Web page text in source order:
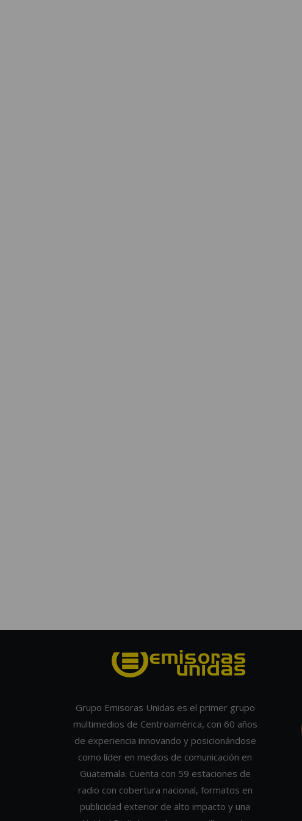
Grupo Emisoras Unidas es el primer grupo
multimedios de Centroamérica, con 60 años
de experiencia innovando y posicionándose
como líder en medios de comunicación en
Guatemala. Cuenta con 59 estaciones de
radio con cobertura nacional, formatos en
publicidad exterior de alto impacto y una